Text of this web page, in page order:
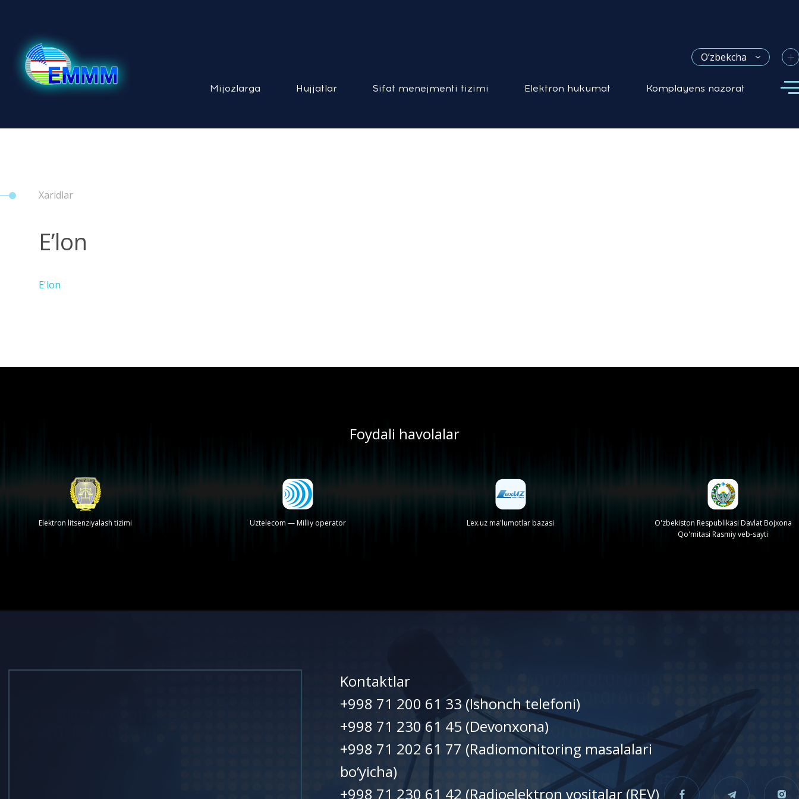
O’zbekcha +
Mijozlarga Hujjatlar Sifat menejmenti tizimi Elektron hukumat Komplayens nazorat
Xaridlar
E’lon
E'lon
Foydali havolalar
Elektron litsenziyalash tizimi Uztelecom — Milliy operator Lex.uz ma'lumotlar bazasi
O'zbekiston Respublikasi Davlat Bojxona
Qo'mitasi Rasmiy veb-sayti
Kontaktlar
+998 71 200 61 33 (Ishonch telefoni)
+998 71 230 61 45 (Devonxonа)
+998 71 202 61 77 (Radiomonitoring masalalari
bo‘yicha)
+998 71 230 61 42 (Radioelektron vositalar (REV)